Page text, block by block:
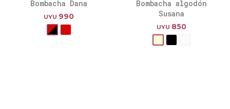
Bombacha Dana
UYU 990
Bombacha algodón
Susana
UYU 850